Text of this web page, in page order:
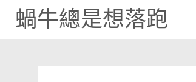
蝸牛總是想落跑